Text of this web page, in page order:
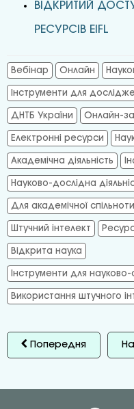
ВІДКРИТИЙ
РЕСУРСІВ EIFL
Вебінар Онлайн
Інструменти для
ДНТБ України Онлайн-
Електронні ресурси
Академічна діяльність
Науково-дослідна
Для академічної спільноти
Штучний інтелект
Відкрита наука
Інструменти для науково-
Використання штучного
Попередня